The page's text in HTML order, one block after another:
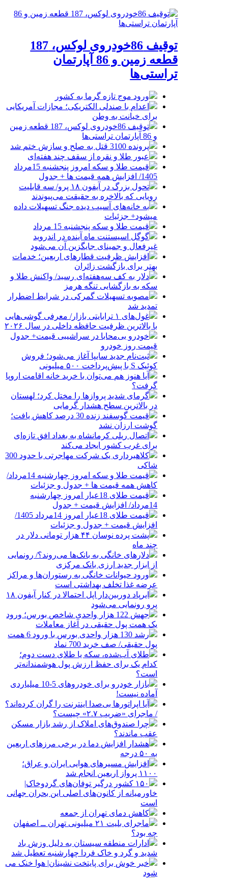
توقیف 86خودروی لوکس، 187
قطعه زمین و 86 آپارتمان
تراستی‌ها
ورود موج تازه گرما به کشور
اعدام با صندلی الکتریکی؛ مجازات آمریکایی
برای خیانت به وطن
توقیف 86خودروی لوکس، 187 قطعه زمین
و 86 آپارتمان تراستی‌ها
پرونده 3100 قتل به صلح و سازش ختم شد
عبور طلا و نقره از سقف چند هفته‌ای
قیمت طلا و سکه امروز پنجشنبه 15مرداد
1405/ افزایش همه قیمت ها + جدول
تحول بزرگ در آیفون ۱۸ پرو/ سه قابلیت
رویایی که بالاخره به حقیقت می‌پیوندند
به خانه‌های آسیب دیده جنگ تسهیلات داده
میشود+ جزئیات
قیمت طلا و سکه پنجشنبه 15 مرداد
گوگل اسیستنت ماه آینده در اندروید
غیرفعال و جمینای جایگزین آن می‌شود
افزایش ظرفیت قطارهای اربعین؛ خدمات
بهتر برای بازگشت زائران
دلار به کف سه‌هفته‌ای رسید/ واکنش طلا و
سکه به بازگشایی تنگه هرمز
مصوبه تسهیلات گمرکی در شرایط اضطرار
تمدید شد
غول‌های ۱ ترابایتی بازار/ معرفی گوشی‌هایی
با بالاترین ظرفیت حافظه داخلی در سال ۲۰۲۶
خودرو بی‌محابا در سراشیبی قیمت+ جدول
قیمت روز خودرو
ثبت‌نام جدید سایپا آغاز می‌شود؛ فروش
کوئیک S با پیش‌پرداخت ۵۰۰ میلیونی
آیا هنوز هم می‌توان با خرید خانه اقامت اروپا
گرفت؟
گرمای شدید پروازها را مختل کرد؛ لهستان
در بالاترین سطح هشدار گرمایی
قیمت گوسفند زنده 30 درصد کاهش یافت؛
گوشت ارزان نشد
اتصال ریلی کرمانشاه به بغداد افق تازه‌ای
برای غرب کشور ایجاد می‌کند
کلاهبرداری یک شرکت مهاجرتی با حدود 300
شاکی
قیمت طلا و سکه امروز چهارشنبه 14مرداد/
کاهش همه قیمت ها + جدول و جزئیات
قیمت طلای 18عیار امروز چهارشنبه
14مرداد/ افزایش قیمت + جدول
قیمت طلای 18عیار امروز 14مرداد 1405/
افزایش قیمت + جدول و جزئیات
پشت پرده نوسان ۴۴ هزار تومانی دلار در
چند ماه
دلارهای خانگی به بانک‌ها می‌روند؟/ رونمایی
از ابزار جدید ارزی بانک مرکزی
ورود حیوانات خانگی به رستوران‌ها و مراکز
عرضه غذا تخلف بهداشتی است
ایرپاد دوربین‌دار اپل احتمالا در کنار آیفون ۱۸
پرو رونمایی می‌شود
جهش 122 هزار واحدی شاخص بورس؛ ورود
یک همت پول حقیقی در آغاز معاملات
رشد 130 هزار واحدی بورس با ورود 6 همت
پول حقیقی/ صف خرید 700 نماد
طلای آب‌شده، سکه یا طلای دست دوم؛
کدام یک برای حفظ ارزش پول هوشمندانه‌تر
است؟
بازار خودرو برای خودروهای 5-10 میلیاردی
آماده نیست!
آیا اپراتورها بی‌صدا اینترنت را گران کرده‌اند؟
/ ماجرای «ضریب ۲.۷» چیست؟
چرا صندوق‌های املاک از رشد بازار مسکن
عقب ماندند؟
هشدار افزایش دما در برخی مرزهای اربعین
به ۵۰ درجه
افزایش مسیرهای هوایی ایران و عراق؛
۱۱۰۰ پرواز اربعین انجام شد
۱۵۰ کشور درگیر توفان‌های گردوخاک|
خاورمیانه از کانون‌های اصلی این بحران جهانی
است
کاهش دمای تهران از جمعه
ماجرای بلیت ۲۱ میلیونی تهران ــ اصفهان
چه بود؟
ادارات منطقه سیستان به دلیل وزش باد
شدید و گرد و خاک فردا چهارشنبه تعطیل شد
خبر خوش برای پایتخت نشینان| هوا خنک می
شود